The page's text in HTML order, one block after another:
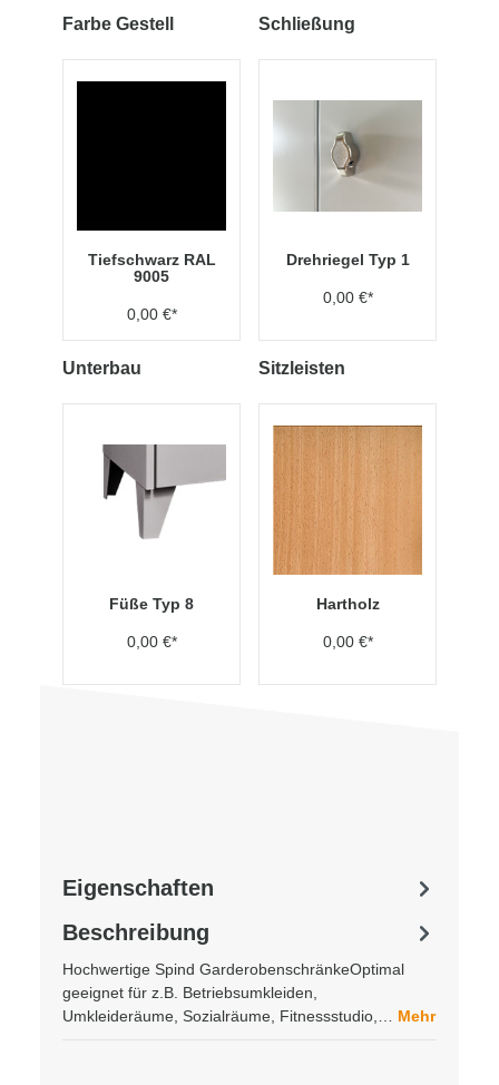
Farbe Gestell
Tiefschwarz RAL
9005
0,00 €*
Schließung
Drehriegel Typ 1
0,00 €*
Unterbau
Füße Typ 8
0,00 €*
Sitzleisten
Hartholz
0,00 €*
Beschreibung
Hochwertige Spind GarderobenschränkeOptimal
geeignet für z.B. Betriebsumkleiden,
Umkleideräume, Sozialräume, Fitnessstudio,… Mehr
Eigenschaften